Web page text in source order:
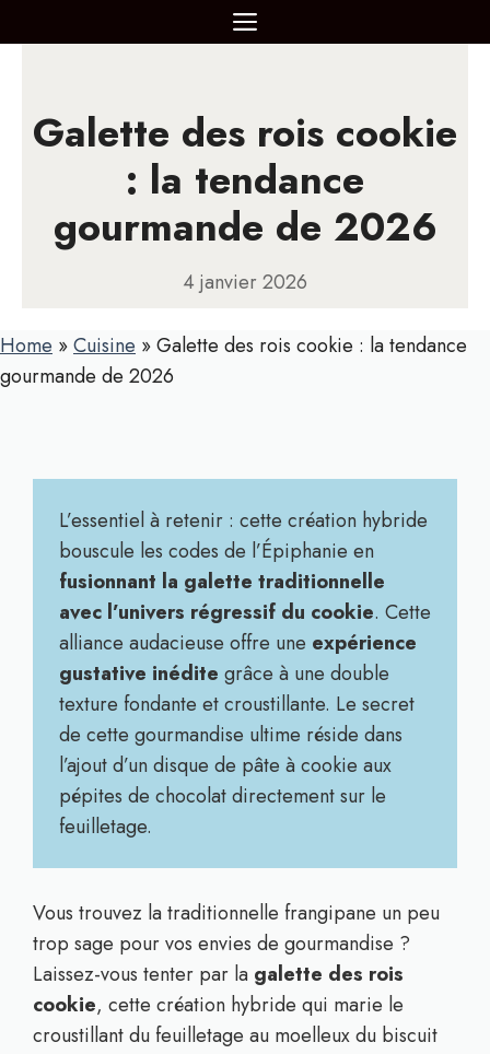
au
MENU
Galette des rois cookie
: la tendance
gourmande de 2026
4 janvier 2026
Home »Cuisine »Galette des rois cookie : la tendance
gourmande de 2026
L’essentiel à retenir : cette création hybride
bouscule les codes de l’Épiphanie en
fusionnant la galette traditionnelle
avec l’univers régressif du cookie. Cette
alliance audacieuse offre une expérience
gustative inédite grâce à une double
texture fondante et croustillante. Le secret
de cette gourmandise ultime réside dans
l’ajout d’un disque de pâte à cookie aux
pépites de chocolat directement sur le
feuilletage.
Vous trouvez la traditionnelle frangipane un peu
trop sage pour vos envies de gourmandise ?
Laissez-vous tenter par la galette des rois
cookie, cette création hybride qui marie le
croustillant du feuilletage au moelleux du biscuit